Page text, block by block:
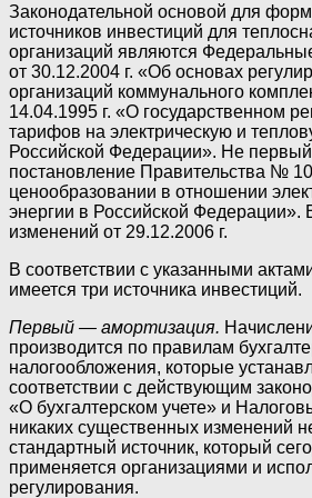
Законодательной основой для
источников инвестиций для
организаций являются
от 30.12.2004 г. «Об основах
организаций коммунального
14.04.1995 г. «О государственном
тарифов на электрическую и
Российской Федерации». Не первый
постановление Правительства №
ценообразовании в отношении
энергии в Российской Федерации».
изменений от 29.12.2006 г.
В соответствии с указанными
имеется три источника инвестиций.
Первый — амортизация.
производится по правилам
налогообложения, которые
соответствии с действующим
«О бухгалтерском учете» и
никаких существенных изменений
стандартный источник, который
применяется организациями и
регулирования.